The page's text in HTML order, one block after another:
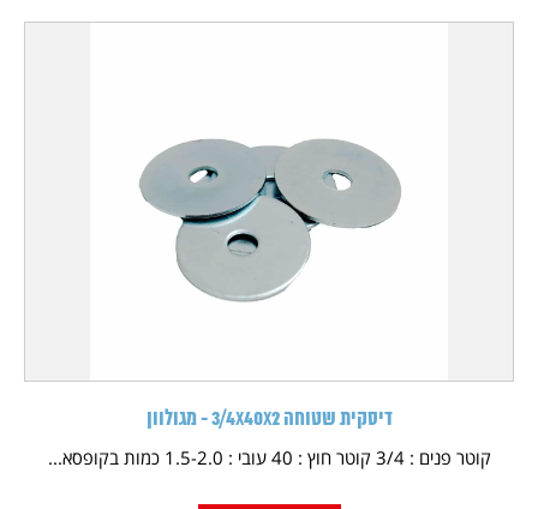
דיסקית שטוחה 3/4X40X2 - מגולוון
קוטר פנים : 3/4 קוטר חוץ : 40 עובי : 1.5-2.0 כמות בקופסא...